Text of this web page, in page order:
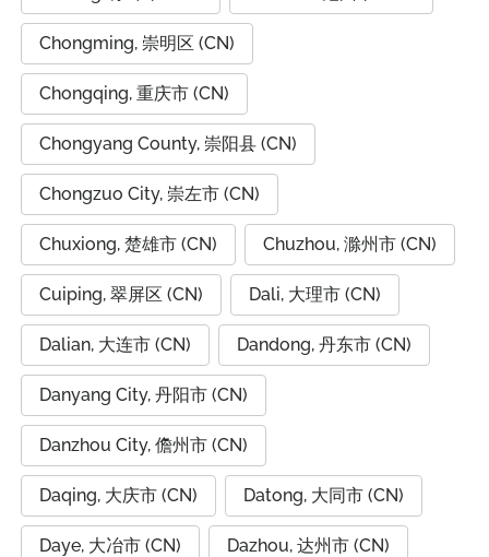
Chongming, 崇明区 (CN)
Chongqing, 重庆市 (CN)
Chongyang County, 崇阳县 (CN)
Chongzuo City, 崇左市 (CN)
Chuxiong, 楚雄市 (CN) Chuzhou, 滁州市 (CN)
Cuiping, 翠屏区 (CN) Dali, 大理市 (CN)
Dalian, 大连市 (CN) Dandong, 丹东市 (CN)
Danyang City, 丹阳市 (CN)
Danzhou City, 儋州市 (CN)
Daqing, 大庆市 (CN) Datong, 大同市 (CN)
Daye, 大冶市 (CN) Dazhou, 达州市 (CN)